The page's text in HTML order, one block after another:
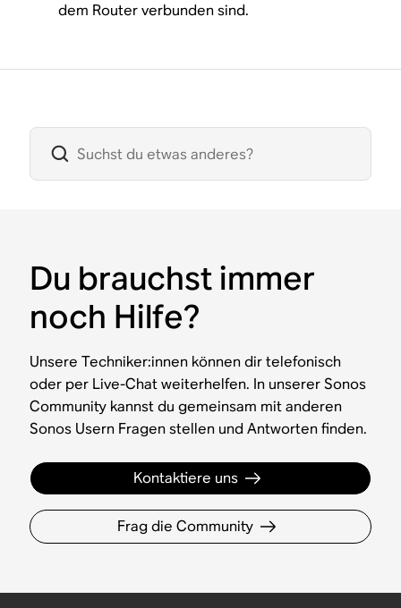
dem Router verbunden sind.
Du brauchst immer
noch Hilfe?
Unsere Techniker:innen können dir telefonisch
oder per Live-Chat weiterhelfen. In unserer Sonos
Community kannst du gemeinsam mit anderen
Sonos Usern Fragen stellen und Antworten finden.
Kontaktiere uns
Frag die Community